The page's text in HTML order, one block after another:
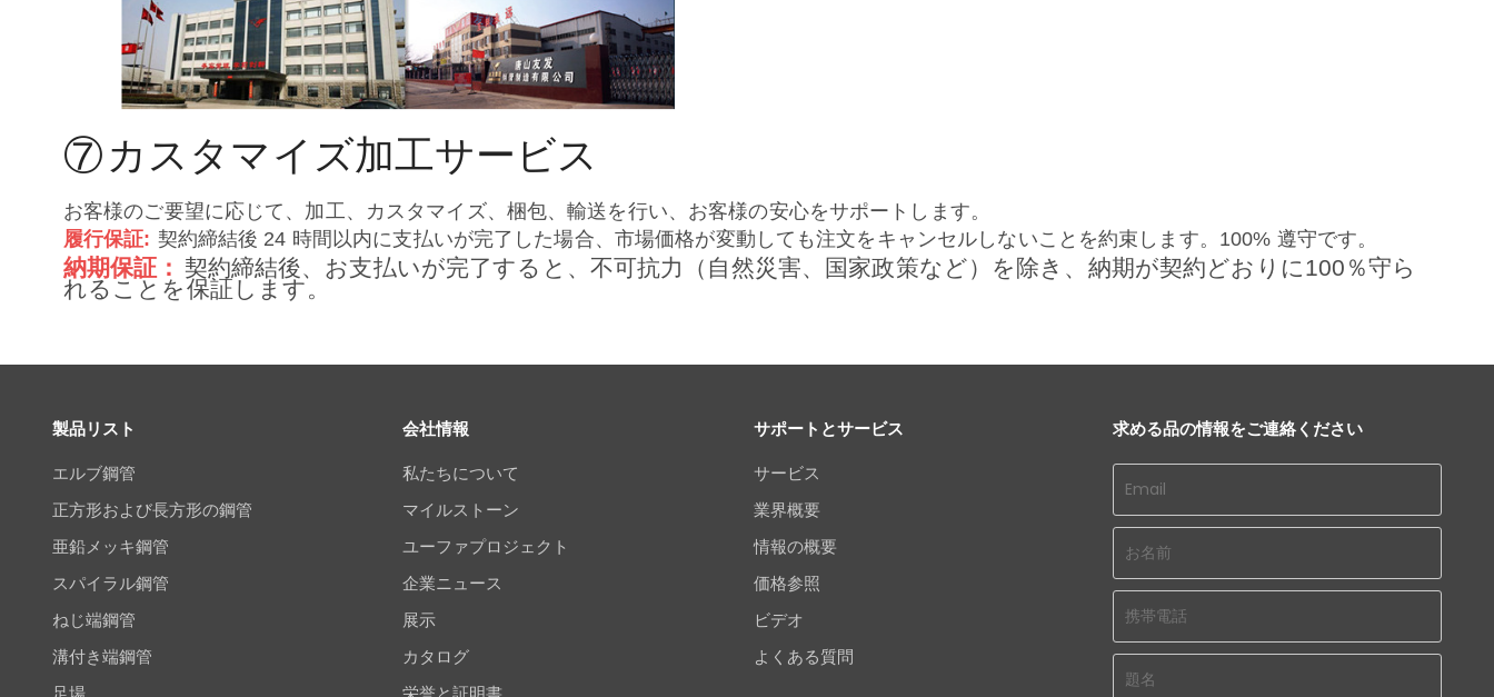
⑦ カスタマイズ加工サービス
お客様のご要望に応じて、加工、カスタマイズ、梱包、輸送を行い、お客様の安心をサポートします。
履行保証: 契約締結後 24 時間以内に支払いが完了した場合、市場価格が変動しても注文をキャンセルしないことを約束します。100% 遵守です。
納期保証： 契約締結後、お支払いが完了すると、不可抗力（自然災害、国家政策など）を除き、納期が契約どおりに100％守ら
れることを保証します。
製品リスト
エルブ鋼管
正方形および長方形の鋼管
亜鉛メッキ鋼管
スパイラル鋼管
ねじ端鋼管
溝付き端鋼管
会社情報
私たちについて
マイルストーン
ユーファプロジェクト
企業ニュース
展示
カタログ
サポートとサービス
サービス
業界概要
情報の概要
価格参照
ビデオ
よくある質問
求める品の情報をご連絡ください